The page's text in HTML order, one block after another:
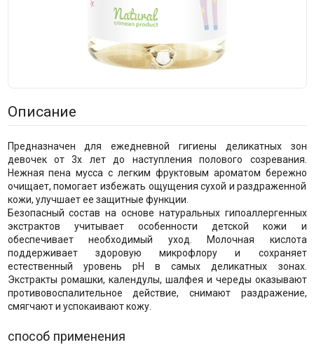
Описание
Предназначен для ежедневной гигиены деликатных зон
девочек от 3х лет до наступления полового созревания.
Нежная пена мусса с легким фруктовым ароматом бережно
очищает, помогает избежать ощущения сухой и раздраженной
кожи, улучшает ее защитные функции.
Безопасный состав на основе натуральных гипоаллергенных
экстрактов учитывает особенности детской кожи и
обеспечивает необходимый уход. Молочная кислота
поддерживает здоровую микрофлору и сохраняет
естественный уровень pH в самых деликатных зонах.
Экстракты ромашки, календулы, шалфея и череды оказывают
противовоспалительное действие, снимают раздражение,
смягчают и успокаивают кожу.
способ применения